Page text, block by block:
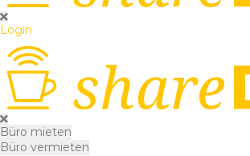
Login
Büro mieten
Büro vermieten